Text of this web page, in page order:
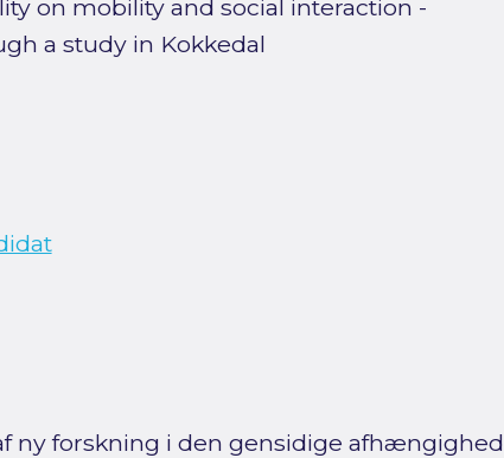
on mobility and social interaction -
a study in Kokkedal
ny forskning i den gensidige afhængighed